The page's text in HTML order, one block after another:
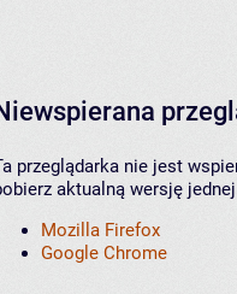
przeglądarka nie jest
aktualną wersję
Mozilla Firefox
Google Chrome